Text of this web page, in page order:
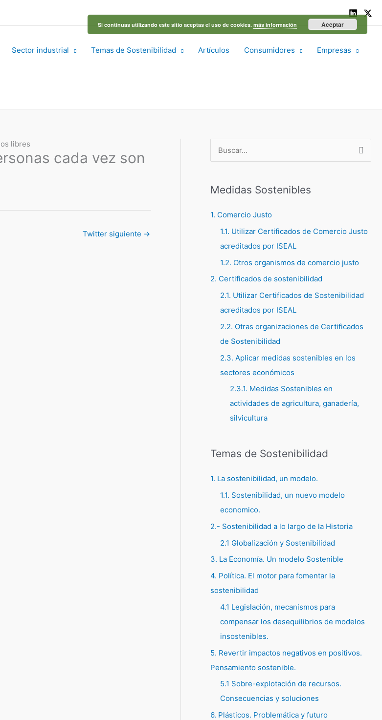
Sector industrial Temas de Sostenibilidad Artículos Consumidores Empresas
libres
cada vez son
Twitter siguiente →
u
c
r
:
Medidas Sostenibles
1. Comercio Justo
1.1. Utilizar Certificados de Comercio Justo
acreditados por ISEAL
1.2. Otros organismos de comercio justo
2. Certificados de sostenibilidad
2.1. Utilizar Certificados de Sostenibilidad
acreditados por ISEAL
2.2. Otras organizaciones de Certificados
de Sostenibilidad
2.3. Aplicar medidas sostenibles en los
sectores económicos
2.3.1. Medidas Sostenibles en
actividades de agricultura, ganadería,
silvicultura
Temas de Sostenibilidad
1. La sostenibilidad, un modelo.
1.1. Sostenibilidad, un nuevo modelo
economico.
2.- Sostenibilidad a lo largo de la Historia
2.1 Globalización y Sostenibilidad
3. La Economía. Un modelo Sostenible
4. Política. El motor para fomentar la
sostenibilidad
4.1 Legislación, mecanismos para
compensar los desequilibrios de modelos
insostenibles.
5. Revertir impactos negativos en positivos.
Pensamiento sostenible.
5.1 Sobre-explotación de recursos.
Consecuencias y soluciones
6. Plásticos. Problemática y futuro
Si continuas utilizando este sitio aceptas el uso de cookies. más información Aceptar